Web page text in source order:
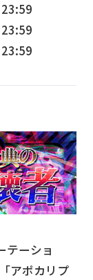
テーショ
アポカリプ